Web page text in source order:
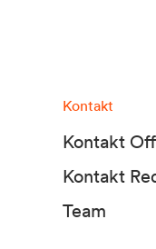
Kontakt
Kontakt
Kontakt
Team